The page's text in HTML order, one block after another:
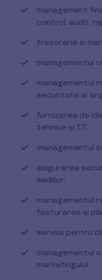
management
control, audit,
trezorerie și
managementul
managementul
securitate al
furnizarea de
tehnice și IT;
managementul
asigurarea
sediilor;
managementul
facturarea și
servicii pentru
managementul
marketingului;